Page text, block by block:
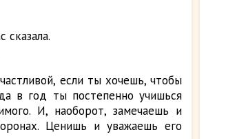
если ты хочешь, чтобы
в год ты постепенно учишься
И, наоборот, замечаешь и
Ценишь и уважаешь его